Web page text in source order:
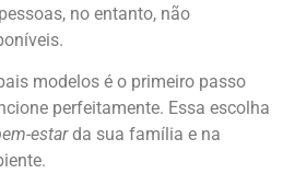
no entanto, não
modelos é o primeiro passo
perfeitamente. Essa escolha
estarda sua família e na